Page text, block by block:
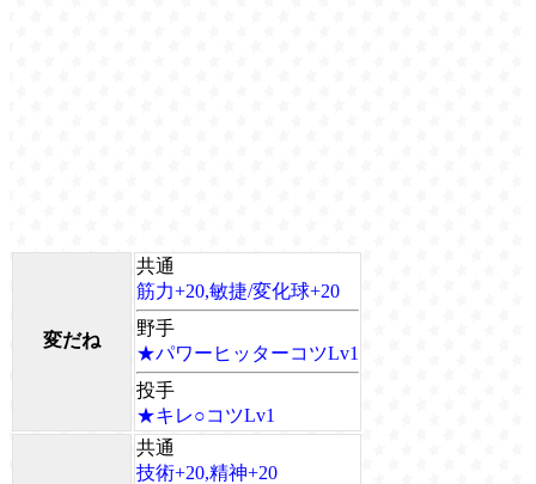
変だね
共通
筋力+20,敏捷/変化球+20
野手
★パワーヒッターコツLv1
投手
★キレ○コツLv1
共通
技術+20,精神+20